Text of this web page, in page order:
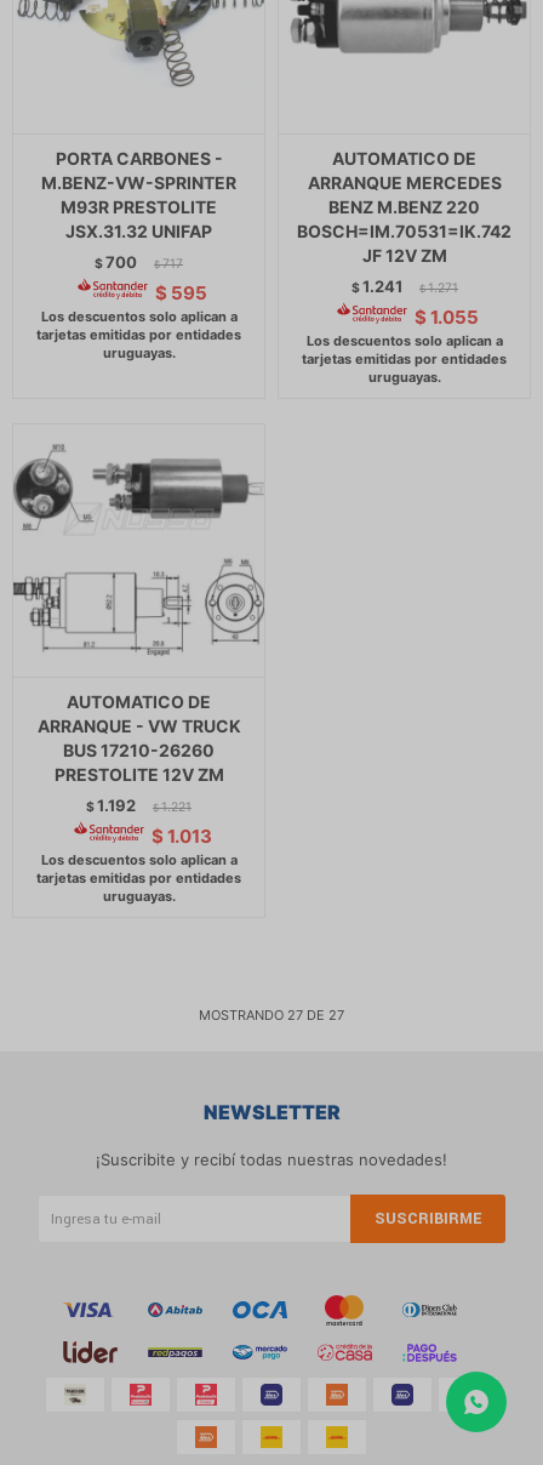
PORTA CARBONES -
M.BENZ-VW-SPRINTER
M93R PRESTOLITE
JSX.31.32 UNIFAP
$700 $ 717
$ 595
AUTOMATICO DE
ARRANQUE MERCEDES
BENZ M.BENZ 220
BOSCH=IM.70531=IK.742
JF 12V ZM
$1.241 $ 1.271
$ 1.055
AUTOMATICO DE
ARRANQUE - VW TRUCK
BUS 17210-26260
PRESTOLITE 12V ZM
$1.192 $ 1.221
$ 1.013
MOSTRANDO 27 DE 27
NEWSLETTER
¡Suscribite y recibí todas nuestras novedades!
SUSCRIBIRME